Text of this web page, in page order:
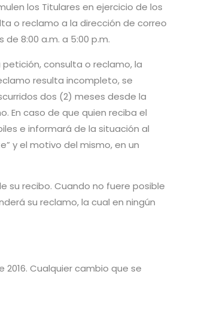
los Titulares en ejercicio de los
o reclamo a la dirección de correo
8:00 a.m. a 5:00 p.m.
consulta o reclamo, la
resulta incompleto, se
dos (2) meses desde la
En caso de que quien reciba el
e informará de la situación al
y el motivo del mismo, en un
su recibo. Cuando no fuere posible
su reclamo, la cual en ningún
Cualquier cambio que se